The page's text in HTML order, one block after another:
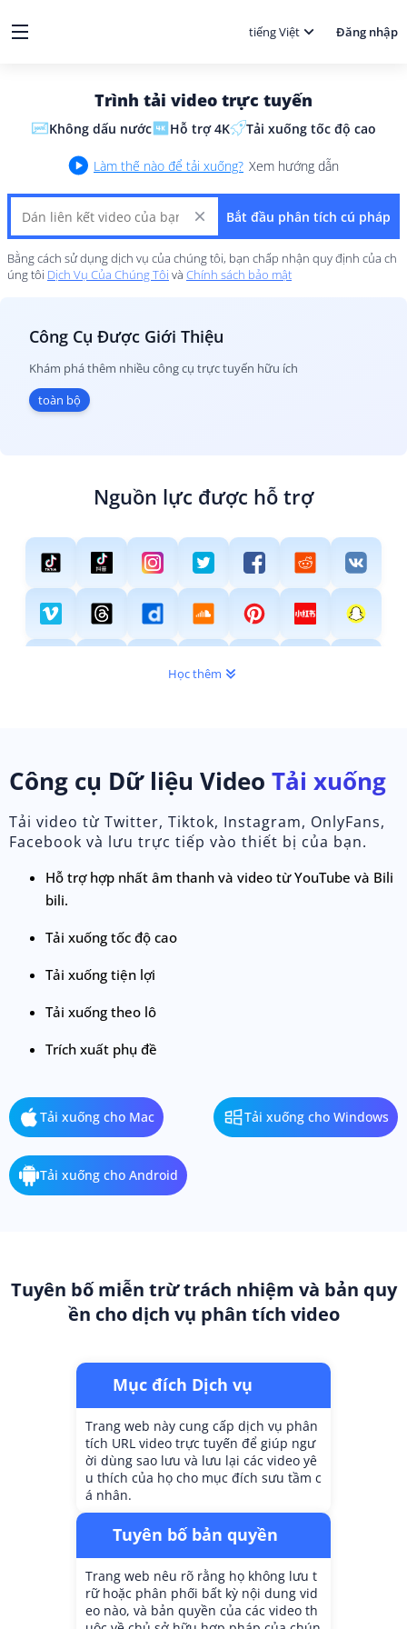
tiếng Việt Đăng nhập
Trình tải video trực tuyến
Không dấu nước Hỗ trợ 4K Tải xuống tốc độ cao
Làm thế nào để tải xuống? Xem hướng dẫn
Bắt đầu phân tích cú pháp
Bằng cách sử dụng dịch vụ của chúng tôi, bạn chấp nhận quy định của ch
úng tôi Dịch Vụ Của Chúng Tôi và Chính sách bảo mật
Công Cụ Được Giới Thiệu
Khám phá thêm nhiều công cụ trực tuyến hữu ích
toàn bộ
Nguồn lực được hỗ trợ
Học thêm
Công cụ Dữ liệu Video Tải xuống
Tải video từ Twitter, Tiktok, Instagram, OnlyFans,
Facebook và lưu trực tiếp vào thiết bị của bạn.
Hỗ trợ hợp nhất âm thanh và video từ YouTube và Bili
bili.
Tải xuống tốc độ cao
Tải xuống tiện lợi
Tải xuống theo lô
Trích xuất phụ đề
Tải xuống cho Mac Tải xuống cho Windows
Tải xuống cho Android
Tuyên bố miễn trừ trách nhiệm và bản quy
ền cho dịch vụ phân tích video
Mục đích Dịch vụ
Trang web này cung cấp dịch vụ phân
tích URL video trực tuyến để giúp ngư
ời dùng sao lưu và lưu lại các video yê
u thích của họ cho mục đích sưu tầm c
á nhân.
Tuyên bố bản quyền
Trang web nêu rõ rằng họ không lưu t
rữ hoặc phân phối bất kỳ nội dung vid
eo nào, và bản quyền của các video th